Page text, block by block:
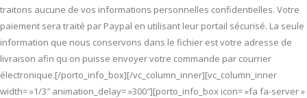
traitons aucune de vos informations personnelles confidentielles. Votre
paiement sera traité par Paypal en utilisant leur portail sécurisé. La seule
information que nous conservons dans le fichier est votre adresse de
livraison afin qu on puisse envoyer votre commande par courrier
électronique.[/porto_info_box][/vc_column_inner][vc_column_inner
width= »1/3″ animation_delay= »300″][porto_info_box icon= »fa fa-server »